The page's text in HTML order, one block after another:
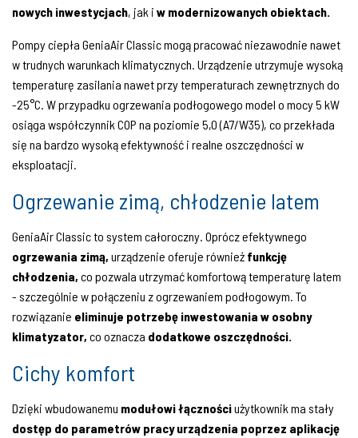
nowych inwestycjach, jak i w modernizowanych obiektach.
Pompy ciepła GeniaAir Classic mogą pracować niezawodnie nawet
w trudnych warunkach klimatycznych. Urządzenie utrzymuje wysoką
temperaturę zasilania nawet przy temperaturach zewnętrznych do
-25°C. W przypadku ogrzewania podłogowego model o mocy 5 kW
osiąga współczynnik COP na poziomie 5,0 (A7/W35), co przekłada
się na bardzo wysoką efektywność i realne oszczędności w
eksploatacji.
Ogrzewanie zimą, chłodzenie latem
GeniaAir Classic to system całoroczny. Oprócz efektywnego
ogrzewania zimą, urządzenie oferuje również funkcję
chłodzenia, co pozwala utrzymać komfortową temperaturę latem
- szczególnie w połączeniu z ogrzewaniem podłogowym. To
rozwiązanie eliminuje potrzebę inwestowania w osobny
klimatyzator, co oznacza dodatkowe oszczędności.
Cichy komfort
Dzięki wbudowanemu modułowi łącznościużytkownik ma stały
dostęp do parametrów pracy urządzenia poprzez aplikację